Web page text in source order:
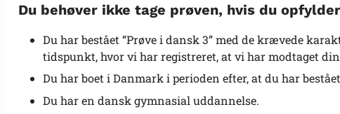
Du behøver ikke tage prøven, hvis du
Du har bestået “Prøve i dansk 3” med de krævede
tidspunkt, hvor vi har registreret, at vi har modtaget
Du har boet i Danmark i perioden efter, at du har
Du har en dansk gymnasial uddannelse.